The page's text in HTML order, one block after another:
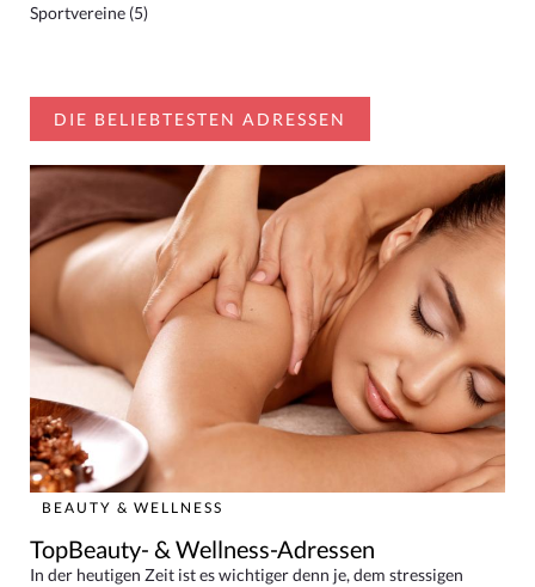
Sportvereine (5)
DIE BELIEBTESTEN ADRESSEN
BEAUTY & WELLNESS
TopBeauty- & Wellness-Adressen
In der heutigen Zeit ist es wichtiger denn je, dem stressigen